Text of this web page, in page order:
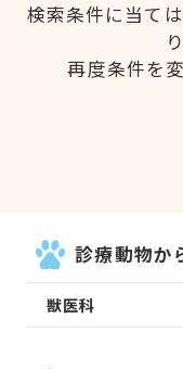
検索条件に当て
再度条件を
診療動物か
獣医科